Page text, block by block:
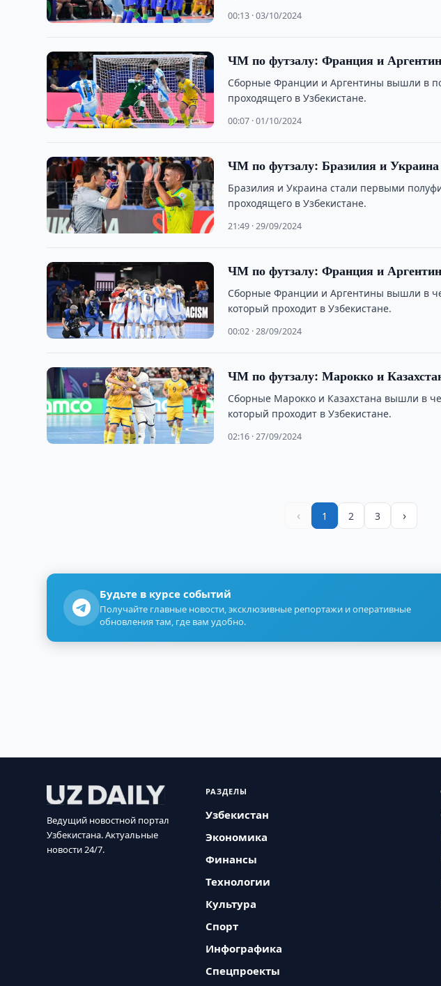
00:13 · 03/10/2024
ЧМ по футзалу: Франция и
Сборные Франции и Аргентины вышли в
проходящего в Узбекистане.
00:07 · 01/10/2024
ЧМ по футзалу: Бразилия и
Бразилия и Украина стали первыми
проходящего в Узбекистане.
21:49 · 29/09/2024
ЧМ по футзалу: Франция и
Сборные Франции и Аргентины вышли в
который проходит в Узбекистане.
00:02 · 28/09/2024
ЧМ по футзалу: Марокко и
Сборные Марокко и Казахстана вышли в
который проходит в Узбекистане.
02:16 · 27/09/2024
‹ 1 2 3 ›
Будьте в курсе событий
Получайте главные новости, эксклюзивные репортажи и оперативные
обновления там, где вам удобно.
Ведущий новостной портал
Узбекистана. Актуальные
новости 24/7.
РАЗДЕЛЫ
Узбекистан
Экономика
Финансы
Технологии
Культура
Спорт
Инфографика
Спецпроекты